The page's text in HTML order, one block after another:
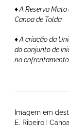
♦ A Reserva
Canoa de Tolda
♦ A criação da
do conjunto de
no
Imagem em
E. Ribeiro |